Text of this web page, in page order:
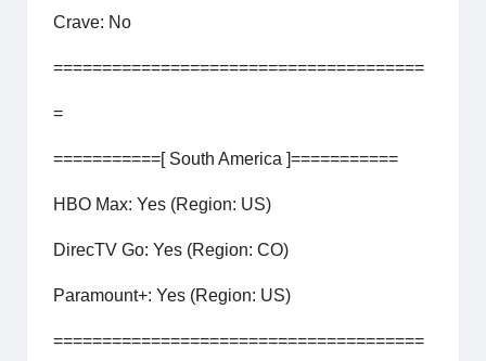
Crave: No
======================================
=
===========[ South America ]===========
HBO Max: Yes (Region: US)
DirecTV Go: Yes (Region: CO)
Paramount+: Yes (Region: US)
======================================